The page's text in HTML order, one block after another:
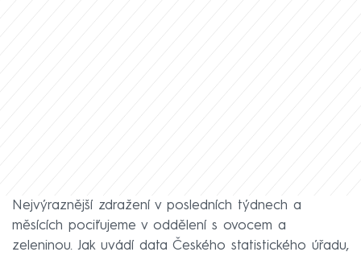
Nejvýraznější zdražení v posledních týdnech a
měsících pociťujeme v oddělení s ovocem a
zeleninou. Jak uvádí data Českého statistického úřadu,